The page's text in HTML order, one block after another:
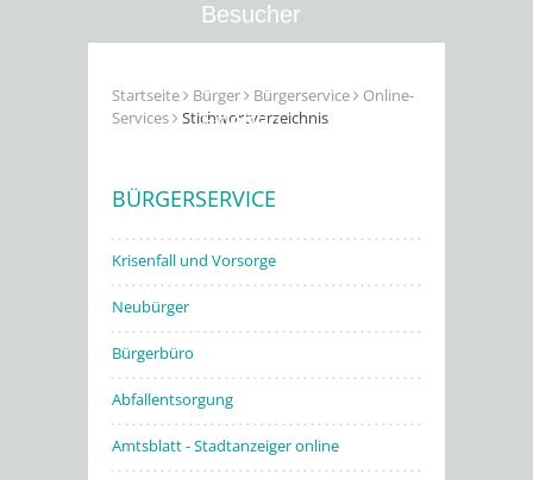
Besucher
Erleben
Startseite Bürger Bürgerservice
Online-
Services
Stichwortverzeichnis
BÜRGERSERVICE
Krisenfall und Vorsorge
Neubürger
Bürgerbüro
Abfallentsorgung
Amtsblatt - Stadtanzeiger online